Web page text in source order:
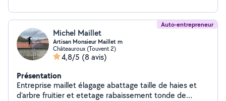
Auto-entrepreneur
Michel Maillet
Artisan Monsieur Maillet m
Châteauroux (Touvent 2)
4,8/5 (8 avis)
Présentation
Entreprise maillet élagage abattage taille de haies et
d'arbre fruitier et etetage rabaissement tonde de